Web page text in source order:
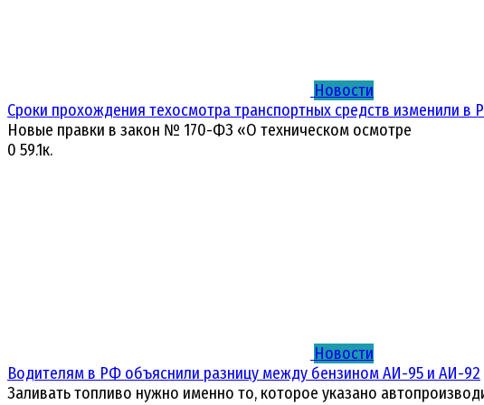
Новости
Сроки прохождения техосмотра транспортных средств изменили в
Новые правки в закон № 170-ФЗ «О техническом осмотре
0 59.1к.
Новости
Водителям в РФ объяснили разницу между бензином АИ-95 и АИ-92
Заливать топливо нужно именно то, которое указано